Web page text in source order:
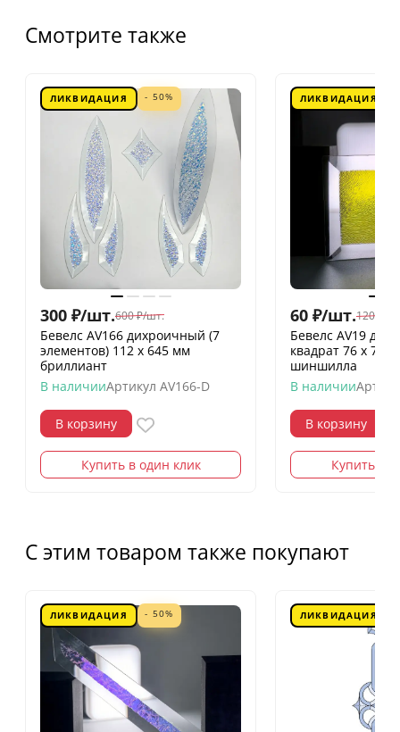
Смотрите также
ЛИКВИДАЦИЯ - 50%
300 ₽/шт.600 ₽/шт.
Бевелс AV166 дихроичный (7
элементов) 112 х 645 мм
бриллиант
В наличииАртикул AV166-D
В корзину
Купить в один клик
ЛИКВИДАЦИЯ
60 ₽/шт.120
Бевелс AV19
квадрат 76 х 76
шиншилла
В наличии
В корзину
Купить в
С этим товаром также покупают
ЛИКВИДАЦИЯ - 50% ЛИКВИДАЦИЯ